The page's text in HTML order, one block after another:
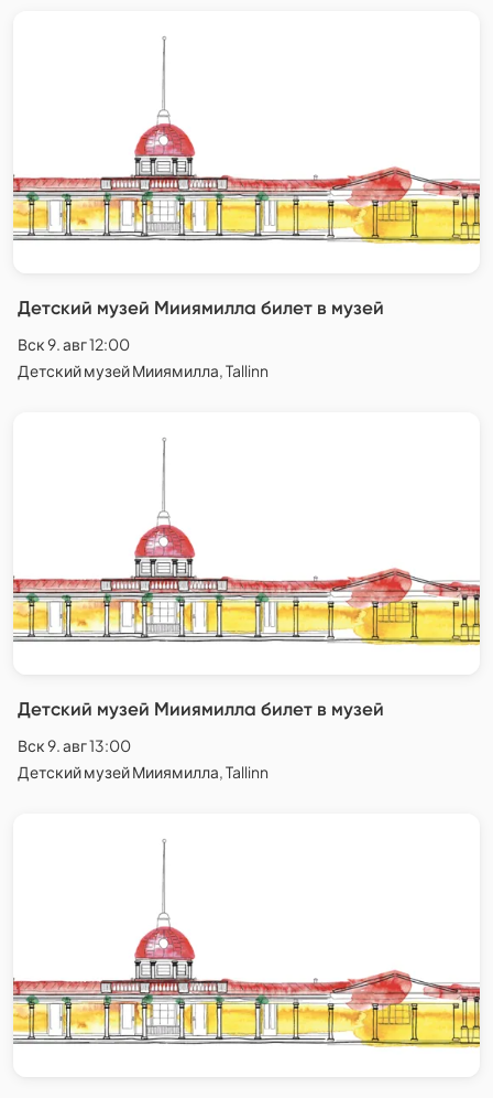
Детский музей Мииямилла билет в музей
Вск 9. авг 12:00
Детский музей Мииямилла, Tallinn
Детский музей Мииямилла билет в музей
Вск 9. авг 13:00
Детский музей Мииямилла, Tallinn